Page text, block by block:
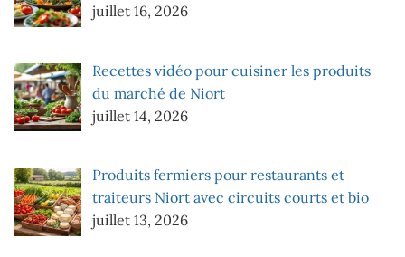
juillet 16, 2026
Recettes vidéo pour cuisiner les produits
du marché de Niort
juillet 14, 2026
Produits fermiers pour restaurants et
traiteurs Niort avec circuits courts et bio
juillet 13, 2026